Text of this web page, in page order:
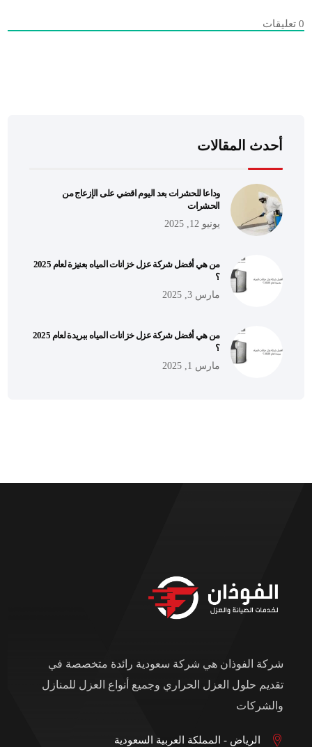
0 تعليقات
أحدث المقالات
وداعا للحشرات بعد اليوم اقضي على الإزعاج من
الحشرات
يونيو 12, 2025
من هي أفضل شركة عزل خزانات المياه بعنيزة لعام 2025
؟
مارس 3, 2025
من هي أفضل شركة عزل خزانات المياه ببريدة لعام 2025
؟
مارس 1, 2025
شركة الفوذان هي شركة سعودية رائدة متخصصة في
تقديم حلول العزل الحراري وجميع أنواع العزل للمنازل
والشركات
الرياض - المملكة العربية السعودية